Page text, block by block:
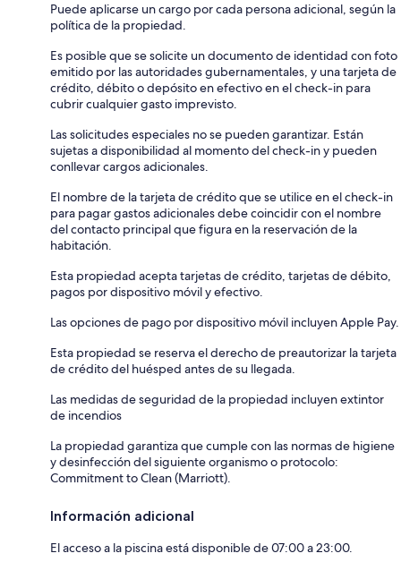
Puede aplicarse un cargo por cada persona adicional, según la
política de la propiedad.
Es posible que se solicite un documento de identidad con foto
emitido por las autoridades gubernamentales, y una tarjeta de
crédito, débito o depósito en efectivo en el check-in para
cubrir cualquier gasto imprevisto.
Las solicitudes especiales no se pueden garantizar. Están
sujetas a disponibilidad al momento del check-in y pueden
conllevar cargos adicionales.
El nombre de la tarjeta de crédito que se utilice en el check-in
para pagar gastos adicionales debe coincidir con el nombre
del contacto principal que figura en la reservación de la
habitación.
Esta propiedad acepta tarjetas de crédito, tarjetas de débito,
pagos por dispositivo móvil y efectivo.
Las opciones de pago por dispositivo móvil incluyen Apple Pay.
Esta propiedad se reserva el derecho de preautorizar la tarjeta
de crédito del huésped antes de su llegada.
Las medidas de seguridad de la propiedad incluyen extintor
de incendios
La propiedad garantiza que cumple con las normas de higiene
y desinfección del siguiente organismo o protocolo:
Commitment to Clean (Marriott).
Información adicional
El acceso a la piscina está disponible de 07:00 a 23:00.